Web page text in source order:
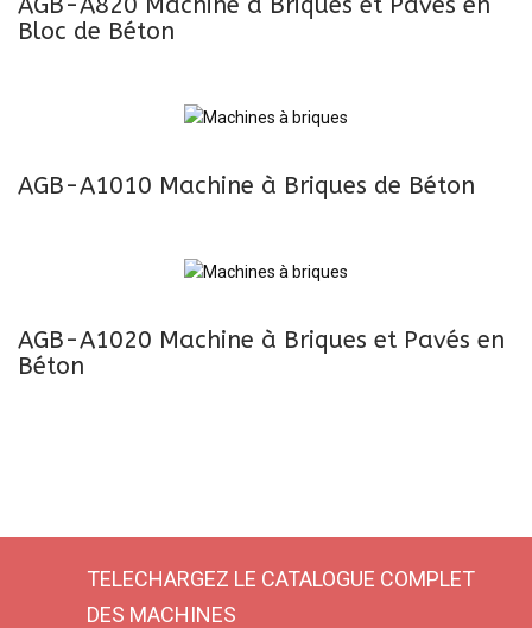
Bloc de Béton
AGB-A1010 Machine à Briques de Béton
AGB-A1020 Machine à Briques et Pavés en
Béton
TELECHARGEZ LE CATALOGUE COMPLET
DES MACHINES